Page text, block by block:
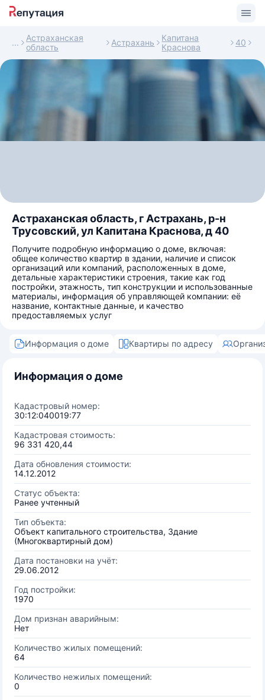
Астраханская
область
Астрахань
Капитана
Краснова
40
Астраханская область, г Астрахань, р-н
Трусовский, ул Капитана Краснова, д 40
Получите подробную информацию о доме, включая:
общее количество квартир в здании, наличие и список
организаций или компаний, расположенных в доме,
детальные характеристики строения, такие как год
постройки, этажность, тип конструкции и использованные
материалы, информация об управляющей компании: её
название, контактные данные, и качество
предоставляемых услуг
Информация о доме Квартиры по адресу
Информация о доме
Кадастровый номер:
30:12:040019:77
Кадастровая стоимость:
96 331 420,44
Дата обновления стоимости:
14.12.2012
Статус объекта:
Ранее учтенный
Тип объекта:
Объект капитального строительства, Здание
(Многоквартирный дом)
Дата постановки на учёт:
29.06.2012
Год постройки:
1970
Дом признан аварийным:
Нет
Количество жилых помещений:
64
Количество нежилых помещений:
0